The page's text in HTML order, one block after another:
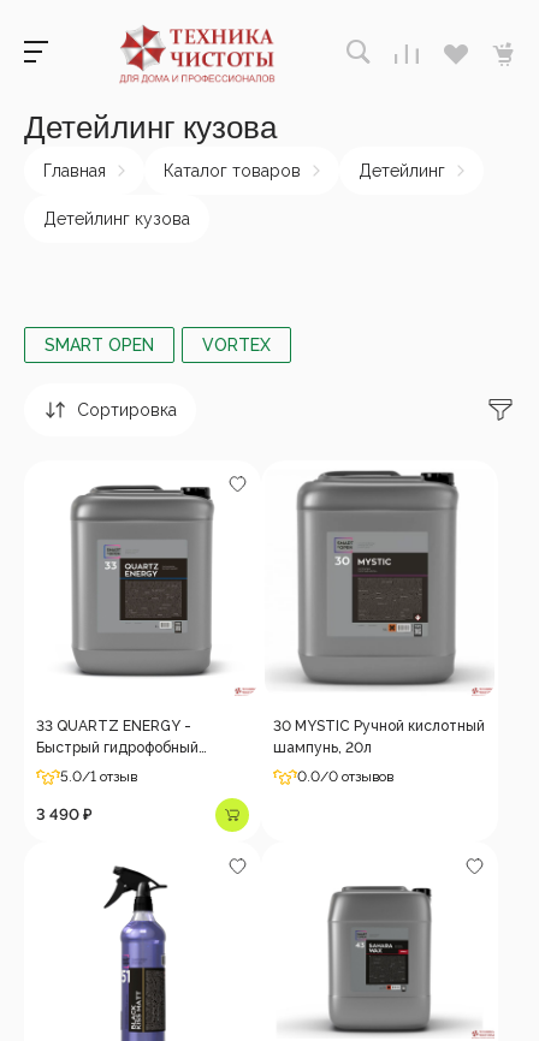
Детейлинг кузова
Главная Каталог товаров Детейлинг
Детейлинг кузова
SMART OPEN VORTEX
Сортировка
33 QUARTZ ENERGY -
Быстрый гидрофобный
состав, 5 л
5.0/1 отзыв
3 490 ₽
30 MYSTIC Ручной кислотный
шампунь, 20л
0.0/0 отзывов